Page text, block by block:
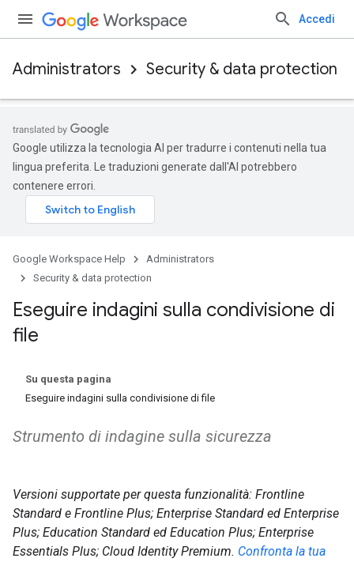
Accedi
Administrators Security & data protection
Google utilizza la tecnologia AI per tradurre i contenuti nella tua
lingua preferita. Le traduzioni generate dall'AI potrebbero
contenere errori.
Google Workspace Help
Administrators
Security & data protection
Eseguire indagini sulla condivisione di
file
Su questa pagina
Eseguire indagini sulla condivisione di file
Strumento di indagine sulla sicurezza
Versioni supportate per questa funzionalità: Frontline
Standard e Frontline Plus; Enterprise Standard ed Enterprise
Plus; Education Standard ed Education Plus; Enterprise
Essentials Plus; Cloud Identity Premium. Confronta la tua